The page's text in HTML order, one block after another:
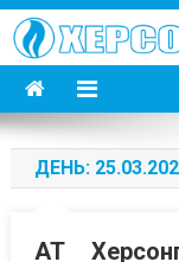
АТ
Підприємство з
ДЕНЬ:
АТ